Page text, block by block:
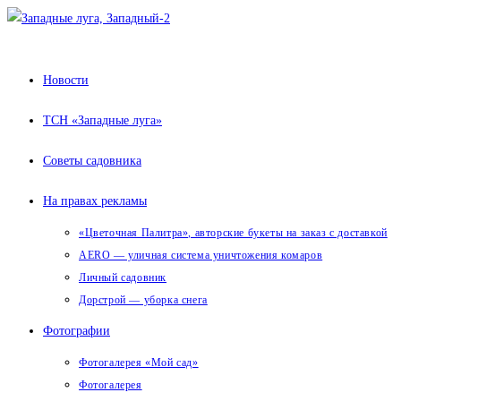
Перейти
Новости
ТСН «Западные луга»
Советы садовника
На правах рекламы
«Цветочная Палитра», авторские букеты на заказ с доставкой
AERO — уличная система уничтожения комаров
Личный садовник
Дорстрой — уборка снега
Фотографии
Фотогалерея «Мой сад»
Фотогалерея